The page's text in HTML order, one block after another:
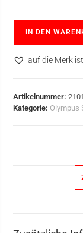
IN DEN
auf die
Artikelnummer:
Kategorie: Olympus